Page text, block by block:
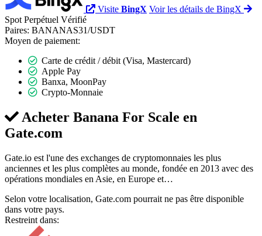
Visite BingX Voir les détails de BingX
Spot Perpétuel Vérifié
Paires: BANANAS31/USDT
Moyen de paiement:
Carte de crédit / débit (Visa, Mastercard)
Apple Pay
Banxa, MoonPay
Crypto-Monnaie
Acheter Banana For Scale en
Gate.com
Gate.io est l'une des exchanges de cryptomonnaies les plus
anciennes et les plus complètes au monde, fondée en 2013 avec des
opérations mondiales en Asie, en Europe et…
Selon votre localisation, Gate.com pourrait ne pas être disponible
dans votre pays.
Restreint dans: